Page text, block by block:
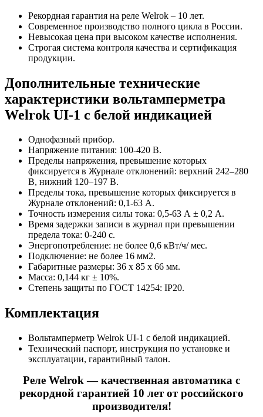
Рекордная гарантия на реле Welrok – 10 лет.
Современное производство полного цикла в России.
Невысокая цена при высоком качестве исполнения.
Строгая система контроля качества и сертификация
продукции.
Дополнительные технические
характеристики вольтамперметра
Welrok UI-1 с белой индикацией
Однофазный прибор.
Напряжение питания: 100-420 В.
Пределы напряжения, превышение которых
фиксируется в Журнале отклонений: верхний 242–280
В, нижний 120–197 В.
Пределы тока, превышение которых фиксируется в
Журнале отклонений: 0,1-63 А.
Точность измерения силы тока: 0,5-63 А ± 0,2 А.
Время задержки записи в журнал при превышении
предела тока: 0-240 с.
Энергопотребление: не более 0,6 кВт/ч/ мес.
Подключение: не более 16 мм2.
Габаритные размеры: 36 х 85 х 66 мм.
Масса: 0,144 кг ± 10%.
Степень защиты по ГОСТ 14254: IP20.
Комплектация
Вольтамперметр Welrok UI-1 с белой индикацией.
Технический паспорт, инструкция по установке и
эксплуатации, гарантийный талон.
Реле Welrok — качественная автоматика с
рекордной гарантией 10 лет от российского
производителя!